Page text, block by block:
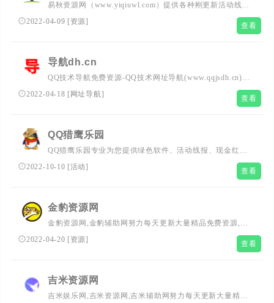
易秋资源网（www.yiqiuwl.com）提供各种刚更新活动线报
每天为大家更新各种实用技术教程、刚更新活动资讯、网络
趣事、以及各种好玩的软件工具等、打造最全面的资源活动
2022-04-09 [资源] 查看
导航dh.cn
QQ技术导航免费资源-QQ技术网址导航(www.qqjsdh.cn)免
费收录全网优志网站,小刀娱乐网和龙宇收集网正式更名为
龙网,技术导航qq资源网致力成为一个整理优志网站源码,精
2022-04-18 [ 网址导航] 查看
QQ猎鹰乐园
QQ猎鹰乐园专业为您提供绿色软件、活动线报、现金红
包、网站源码等!想要了解更多,我爱辅助网,吾爱破解论
坛,QQ技术资源网,赚客吧线报网的详情,请多多关注我们。
2022-10-10 [活动] 查看
金豹资源网
金豹资源网,金豹辅助网努力每天更新大量精品免费资源,优
志资源,活动线报,绿色软件,网站源码,专业的网络技术的资
2022-04-20 [资源] 查看
吉米资源网
吉米娱乐网,吉米资源网,吉米辅助网努力每天更新大量精品